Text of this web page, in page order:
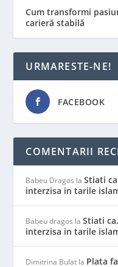
Cum transformi
carieră stabilă
URMARESTE-NE!
FACEBOOK
COMENTARII
Babeu Dragos laStiati
interzisa in tarile
Babeu dragos laStiati
interzisa in tarile
Dimitrina Bulat la Plata